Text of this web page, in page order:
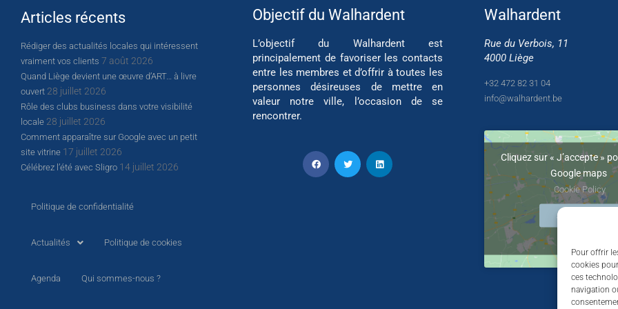
Pour offrir
cookies
ces
navigation
Articles récents
Rédiger des actualités locales qui intéressent
vraiment vos clients 7 août 2026
Quand Liège devient une œuvre d’ART… à livre
ouvert 28 juillet 2026
Rôle des clubs business dans votre visibilité
locale 28 juillet 2026
Comment apparaître sur Google avec un petit
site vitrine 17 juillet 2026
Célébrez l’été avec Sligro 14 juillet 2026
Politique de confidentialité
Actualités Politique de cookies
Agenda Qui sommes-nous ?
Objectif du Walhardent
L’objectif du Walhardent est
principalement de favoriser les contacts
entre les membres et d’offrir à toutes les
personnes désireuses de mettre en
valeur notre ville, l’occasion de se
rencontrer.
Walhardent
Rue du Verbois, 11
4000 Liège
+32 472 82 31 04
info@walhardent.be
Cliquez sur « J’accepte »
Google maps
Cookie Policy
J’accepte